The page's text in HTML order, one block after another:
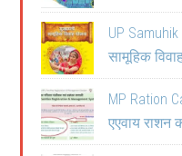
UP
सामूहिक
MP Ration
एएवाय राशन